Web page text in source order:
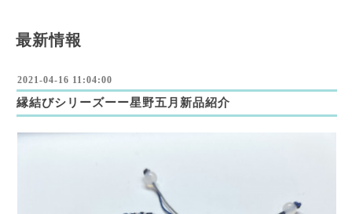
最新情報
2021-04-16 11:04:00
縁結びシリーズーー星野五月新品紹介